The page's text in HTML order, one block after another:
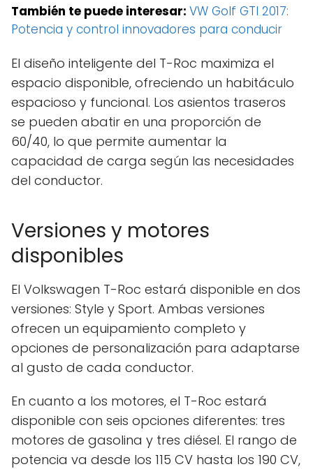
También te puede interesar: VW Golf GTI 2017:
Potencia y control innovadores para conducir
El diseño inteligente del T-Roc maximiza el
espacio disponible, ofreciendo un habitáculo
espacioso y funcional. Los asientos traseros
se pueden abatir en una proporción de
60/40, lo que permite aumentar la
capacidad de carga según las necesidades
del conductor.
Versiones y motores
disponibles
El Volkswagen T-Roc estará disponible en dos
versiones: Style y Sport. Ambas versiones
ofrecen un equipamiento completo y
opciones de personalización para adaptarse
al gusto de cada conductor.
En cuanto a los motores, el T-Roc estará
disponible con seis opciones diferentes: tres
motores de gasolina y tres diésel. El rango de
potencia va desde los 115 CV hasta los 190 CV,